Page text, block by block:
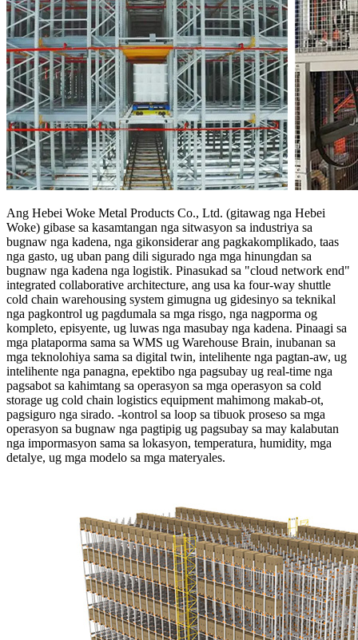
Ang Hebei Woke Metal Products Co., Ltd. (gitawag nga Hebei
Woke) gibase sa kasamtangan nga sitwasyon sa industriya sa
bugnaw nga kadena, nga gikonsiderar ang pagkakomplikado, taas
nga gasto, ug uban pang dili sigurado nga mga hinungdan sa
bugnaw nga kadena nga logistik. Pinasukad sa "cloud network end"
integrated collaborative architecture, ang usa ka four-way shuttle
cold chain warehousing system gimugna ug gidesinyo sa teknikal
nga pagkontrol ug pagdumala sa mga risgo, nga nagporma og
kompleto, episyente, ug luwas nga masubay nga kadena. Pinaagi sa
mga plataporma sama sa WMS ug Warehouse Brain, inubanan sa
mga teknolohiya sama sa digital twin, intelihente nga pagtan-aw, ug
intelihente nga panagna, epektibo nga pagsubay ug real-time nga
pagsabot sa kahimtang sa operasyon sa mga operasyon sa cold
storage ug cold chain logistics equipment mahimong makab-ot,
pagsiguro nga sirado. -kontrol sa loop sa tibuok proseso sa mga
operasyon sa bugnaw nga pagtipig ug pagsubay sa may kalabutan
nga impormasyon sama sa lokasyon, temperatura, humidity, mga
detalye, ug mga modelo sa mga materyales.